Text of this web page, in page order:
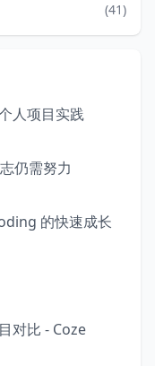
(41)
人项目实践
仍需努力
的快速成长
对比 - Coze